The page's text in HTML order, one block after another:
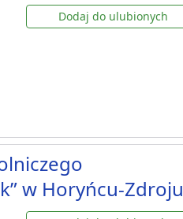
Dodaj do ulubionych
w Horyńcu-Zdroju